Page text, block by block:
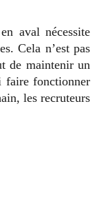
aval nécessite
Cela n’est pas
de maintenir un
faire fonctionner
les recruteurs